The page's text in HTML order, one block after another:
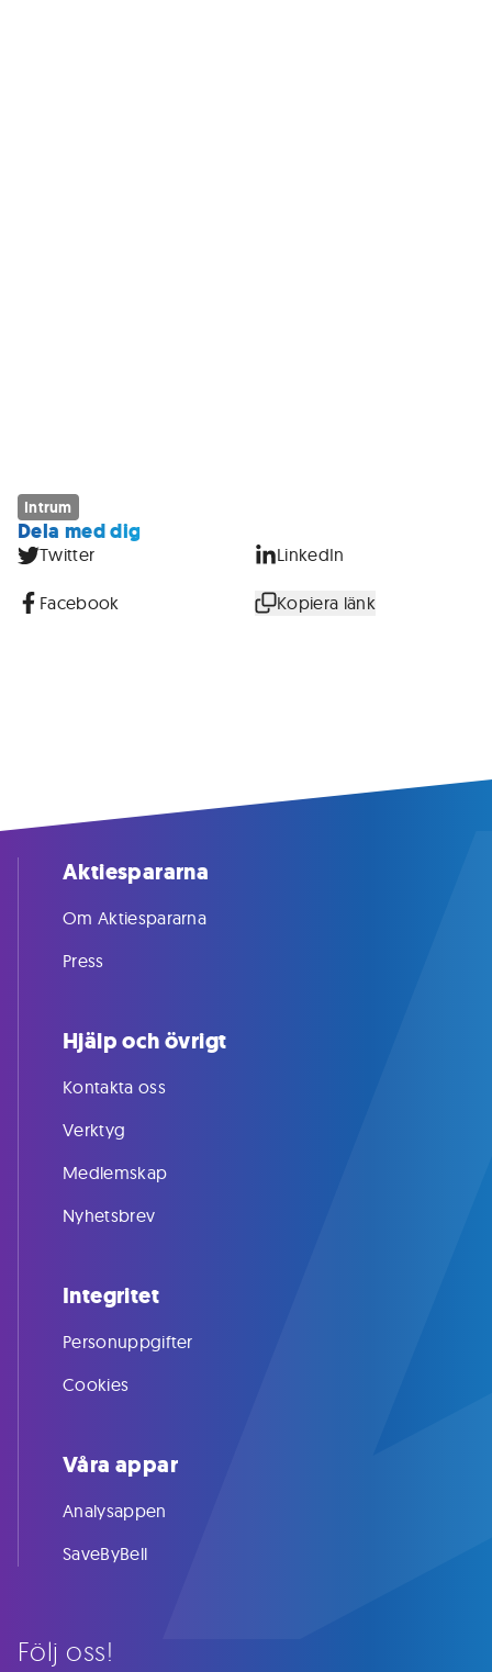
Intrum
Dela med dig
Twitter LinkedIn
Facebook Kopiera länk
Följ oss!
Aktiespararna
Om Aktiespararna
Press
Hjälp och övrigt
Kontakta oss
Verktyg
Medlemskap
Nyhetsbrev
Integritet
Personuppgifter
Cookies
Våra appar
Analysappen
SaveByBell